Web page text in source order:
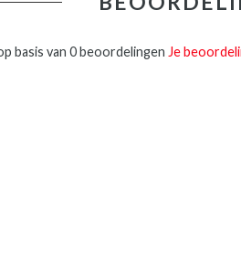
basis van 0 beoordelingen Je